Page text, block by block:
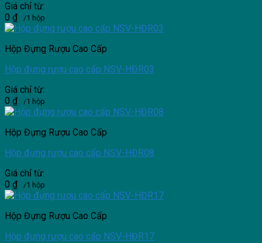
Giá chỉ từ:
0 ₫ /1 hộp
Hộp Đựng Rượu Cao Cấp
Hộp đựng rượu cao cấp NSV-HĐR03
Giá chỉ từ:
0 ₫ /1 hộp
Hộp Đựng Rượu Cao Cấp
Hộp đựng rượu cao cấp NSV-HĐR08
Giá chỉ từ:
0 ₫ /1 hộp
Hộp Đựng Rượu Cao Cấp
Hộp đựng rượu cao cấp NSV-HĐR17